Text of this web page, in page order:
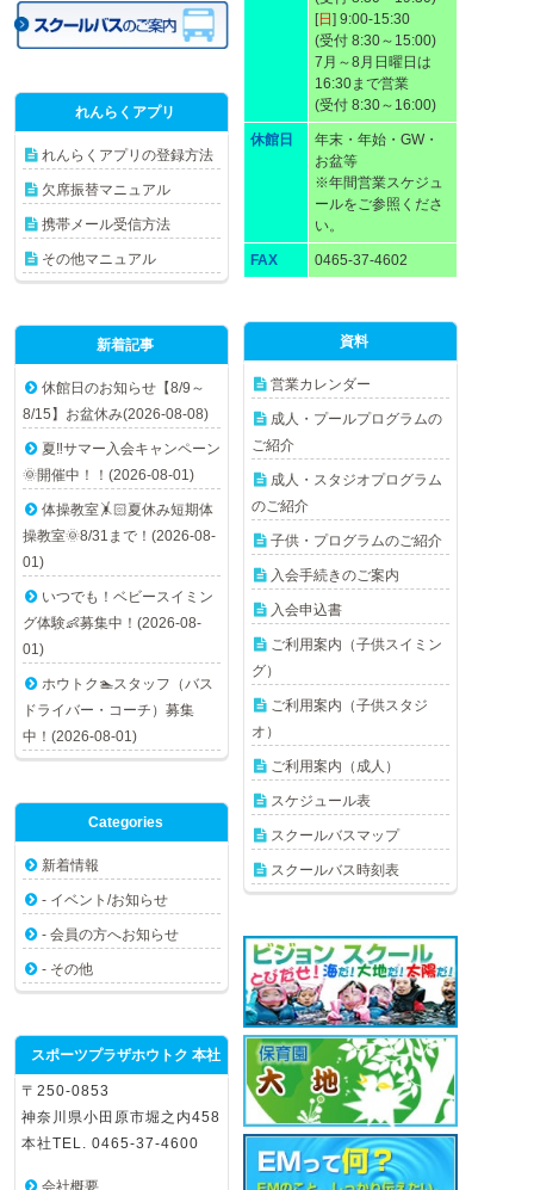
[日 ] 9:00-15:30
(受付 8:30～15:00)
7月～8月日曜日は
16:30まで営業
(受付 8:30～16:00)
休館日
年末・年始・GW・
お盆等
※年間営業スケジュ
ールをご参照くださ
い。
FAX 0465-37-4602
れんらくアプリ
れんらくアプリの登録方法
欠席振替マニュアル
携帯メール受信方法
その他マニュアル
資料
営業カレンダー
成人・プールプログラムの
ご紹介
成人・スタジオプログラム
のご紹介
子供・プログラムのご紹介
入会手続きのご案内
入会申込書
ご利用案内（子供スイミン
グ）
ご利用案内（子供スタジ
オ）
ご利用案内（成人）
スケジュール表
スクールバスマップ
スクールバス時刻表
新着記事
休館日のお知らせ【8/9～
8/15】お盆休み(2026-08-08)
夏‼️サマー入会キャンペーン
🌞開催中！！(2026-08-01)
体操教室🤸🏻夏休み短期体
操教室🌞8/31まで！(2026-08-
01)
いつでも！ベビースイミン
グ体験👶募集中！(2026-08-
01)
ホウトク🏊スタッフ（バス
ドライバー・コーチ）募集
中！(2026-08-01)
Categories
新着情報
- イベント/お知らせ
- 会員の方へお知らせ
- その他
スポーツプラザホウトク 本社
〒250-0853
神奈川県小田原市堀之内458
本社TEL. 0465-37-4600